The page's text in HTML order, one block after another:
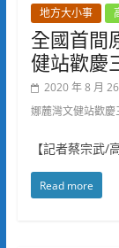
地方大小事
全國首間
健站歡慶
2020 年 8 月
娜麓灣文健站歡慶
【記者蔡宗武/
Read more